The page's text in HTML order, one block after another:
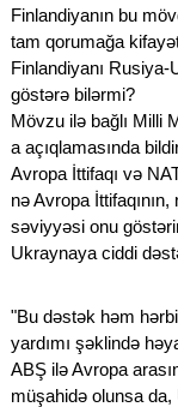
Finlandiyanın bu
tam qorumağa
Finlandiyanı
göstərə bilərmi?
Mövzu ilə bağlı Milli
a açıqlamasında
Avropa İttifaqı və
nə Avropa
səviyyəsi onu
Ukraynaya ciddi
"Bu dəstək həm
yardımı şəklində
ABŞ ilə Avropa
müşahidə olunsa